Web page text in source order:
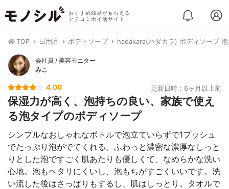
おすすめ商品がもらえる
クチコミポイ活サイト
TOP 日用品 ボディソープ hadakara(ハダカラ) ボディソープ
会社員 / 美容モニター
みこ
4.00 更新日時：6ヶ月以上前
保湿力が高く、泡持ちの良い、家族で使え
る泡タイプのボディソープ
シンプルなおしゃれなボトルで泡立ていらずで1プッシュ
でたっぷり泡がでてくれる。ふわっと濃密な濃厚なしっと
りとした泡ですごく肌あたりも優しくて、なめらかな洗い
心地。泡もヘタリにくいし、泡もちがすごくいいです。洗
い流した後はさっぱりもするし、肌はしっとり。タオルで